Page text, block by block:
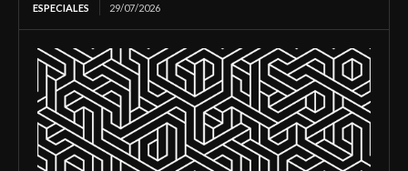
ESPECIALES 29/07/2026